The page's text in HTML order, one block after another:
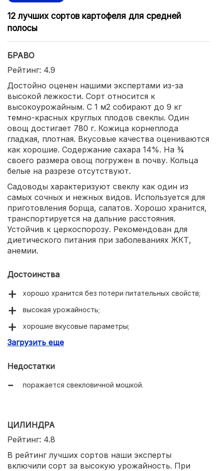
12 лучших сортов картофеля для средней
полосы
БРАВО
Рейтинг: 4.9
Достойно оценен нашими экспертами из-за
высокой лежкости. Сорт относится к
высокоурожайным. С 1 м2 собирают до 9 кг
темно-красных круглых плодов свеклы. Один
овощ достигает 780 г. Кожица корнеплода
гладкая, плотная. Вкусовые качества оцениваются
как хорошие. Содержание сахара 14%. На ¾
своего размера овощ погружен в почву. Кольца
белые на разрезе отсутствуют.
Садоводы характеризуют свеклу как один из
самых сочных и нежных видов. Используется для
приготовления борща, салатов. Хорошо хранится,
транспортируется на дальние расстояния.
Устойчив к церкоспорозу. Рекомендован для
диетического питания при заболеваниях ЖКТ,
анемии.
Достоинства
хорошо хранится без потери питательных свойств;
высокая урожайность;
хорошие вкусовые параметры;
богат минералами и витаминами;
Загрузить еще
Недостатки
поражается свекловичной мошкой.
ЦИЛИНДРА
Рейтинг: 4.8
В рейтинг лучших сортов наши эксперты
включили сорт за высокую урожайность. При